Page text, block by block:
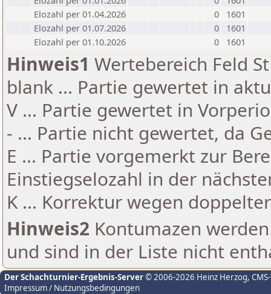
Elozahl per 01.04.2026
0
1601
Elozahl per 01.07.2026
0
1601
Elozahl per 01.10.2026
0 1601
Hinweis1 Wertebereich Feld
blank ... Partie gewertet in
V ... Partie gewertet in
- ... Partie nicht gewertet, da
E ... Partie vorgemerkt zur
Einstiegselozahl in der
K ... Korrektur wegen
Hinweis2 Kontumazen
und sind in der Liste nicht
Der Schachturnier-Ergebnis-Server© 2006-2026 Heinz Herzog,
Impressum / Nutzungsbedingungen